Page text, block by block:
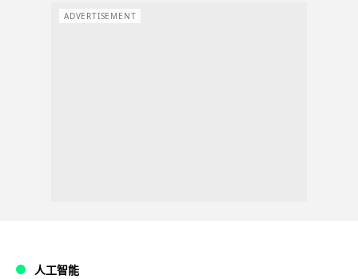
ADVERTISEMENT
人工智能